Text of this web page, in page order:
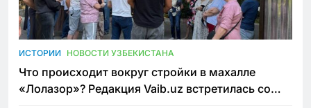
ИСТОРИИ НОВОСТИ УЗБЕКИСТАНА
Что происходит вокруг стройки в махалле
«Лолазор»? Редакция Vaib.uz встретилась со